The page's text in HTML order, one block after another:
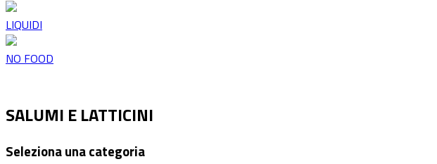
LIQUIDI
NO FOOD
SALUMI E LATTICINI
Seleziona una categoria